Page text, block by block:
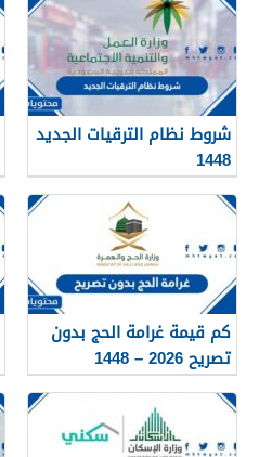
شروط نظام الترقيات الجديد
1448
كم قيمة غرامة الحج بدون
تصريح 2026 – 1448